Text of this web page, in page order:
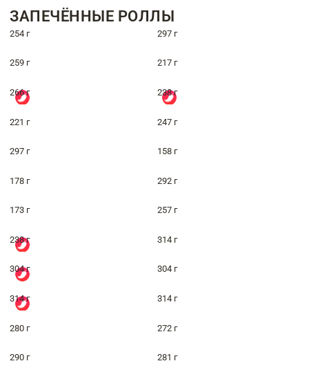
ЗАПЕЧЁННЫЕ РОЛЛЫ
254 г 297 г
259 г 217 г
266 г 238 г
221 г 247 г
297 г 158 г
178 г 292 г
173 г 257 г
238 г 314 г
304 г 304 г
314 г 314 г
280 г 272 г
290 г 281 г